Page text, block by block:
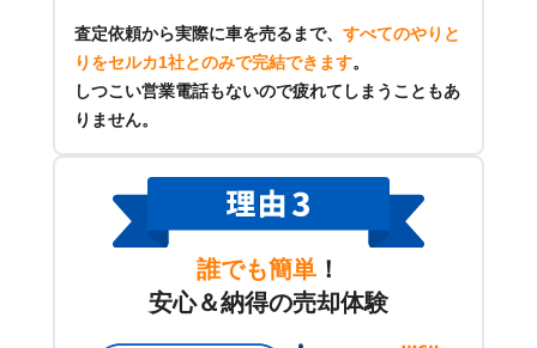
査定依頼から実際に車を売るまで、 すべてのやりと
りをセルカ1社とのみで完結できます。
しつこい営業電話もないので疲れてしまうこともあ
りません。
誰でも簡単 ！
安心＆納得の売却体験